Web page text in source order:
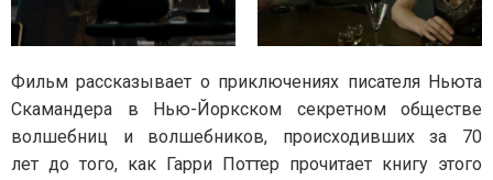
Фильм рассказывает о приключениях писателя Ньюта
Скамандера в Нью-Йоркском секретном обществе
волшебниц и волшебников, происходивших за 70
лет до того, как Гарри Поттер прочитает книгу этого